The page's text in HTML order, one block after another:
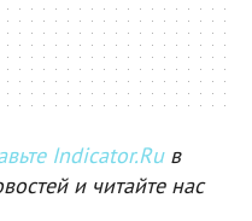
Indicator.Ruв
и читайте нас